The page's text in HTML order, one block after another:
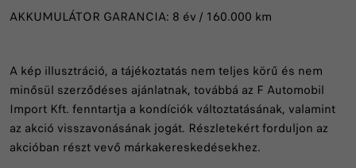
AKKUMULÁTOR GARANCIA: 8 év / 160.000 km
A kép illusztráció, a tájékoztatás nem teljes körű és nem
minősül szerződéses ajánlatnak, továbbá az F Automobil
Import Kft. fenntartja a kondíciók változtatásának, valamint
az akció visszavonásának jogát. Részletekért forduljon az
akcióban részt vevő márkakereskedésekhez.